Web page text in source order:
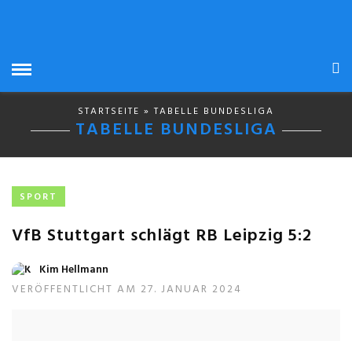
STARTSEITE » TABELLE BUNDESLIGA
TABELLE BUNDESLIGA
SPORT
VfB Stuttgart schlägt RB Leipzig 5:2
Kim Hellmann
VERÖFFENTLICHT AM 27. JANUAR 2024